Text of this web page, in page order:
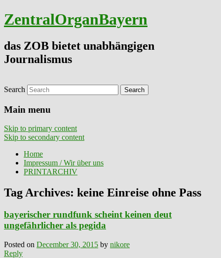
ZentralOrganBayern
das ZOB bietet unabhängigen
Journalismus
Search
Main menu
Skip to primary content
Skip to secondary content
Home
Impressum / Wir über uns
PRINTARCHIV
Tag Archives: keine Einreise ohne Pass
bayerischer rundfunk scheint keinen deut
ungefährlicher als pegida
Posted on December 30, 2015 by nikore
Reply